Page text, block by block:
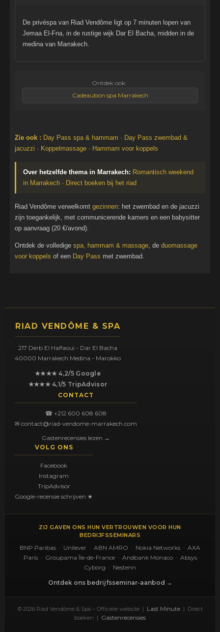
De privéspa van Riad Vendôme ligt op 7 minuten lopen van
Jemaa El-Fna, in de rustige wijk Dar El Bacha, midden in de
medina van Marrakech.
Ontdek ook:
Cadeaubon spa Marrakech
Zie ook : Day Pass spa & hammam · Day Pass zwembad &
jacuzzi · Koppelmassage · Hammam voor koppels
Over hetzelfde thema in Marrakech: Romantisch weekend
in Marrakech · Direct boeken bij het riad
Riad Vendôme verwelkomt gezinnen: het zwembad en de jacuzzi
zijn toegankelijk, met communicerende kamers en een babysitter
op aanvraag (20 €/avond).
Ontdek de volledige spa, hammam & massage, de duomassage
voor koppels of een Day Pass met zwembad.
RIAD VENDÔME & SPA
217 Derb El Halfaoui - Dar El Bacha
40000 Marrakech Medina - Marokko
★★★★ 4,2/5 Google
★★★★ 4,1/5 TripAdvisor
CONTACT
☎ +212 600 608 608
✉ contact@riad-vendome-marrakech.com
Gastenrecensies lezen →
VOLG ONS
Facebook
Instagram
TripAdvisor
Google-recensie schrijven ★
ZIJ GAVEN ONS HUN VERTROUWEN VOOR HUN
BEDRIJFSSEMINARS
BNP Paribas · Unilever · ABN AMRO · Nokia Networks · AXA
Paris · Groupama Île-de-France · Andbank Monaco · Absys
Cyborg · Nestenn
Ontdek ons bedrijfsseminar-aanbod →
© 2026 Riad Vendôme & Spa – Officiële website | Last Minute| Direct
boeken | Gastenrecensies